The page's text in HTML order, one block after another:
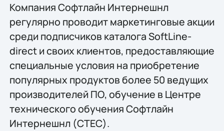
Компания Софтлайн Интернешнл
регулярно проводит маркетинговые акции
среди подписчиков каталога SoftLine-
direct и своих клиентов, предоставляющие
специальные условия на приобретение
популярных продуктов более 50 ведущих
производителей ПО, обучение в Центре
технического обучения Софтлайн
Интернешнл (CTEC).